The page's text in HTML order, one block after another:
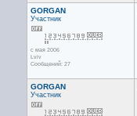
GORGAN
Участник
с мая 2006
Lviv
Сообщений: 27
GORGAN
Участник